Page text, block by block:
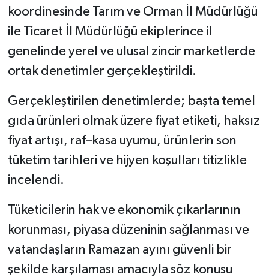
koordinesinde Tarım ve Orman İl Müdürlüğü
ile Ticaret İl Müdürlüğü ekiplerince il
genelinde yerel ve ulusal zincir marketlerde
ortak denetimler gerçekleştirildi.
Gerçekleştirilen denetimlerde; başta temel
gıda ürünleri olmak üzere fiyat etiketi, haksız
fiyat artışı, raf–kasa uyumu, ürünlerin son
tüketim tarihleri ve hijyen koşulları titizlikle
incelendi.
Tüketicilerin hak ve ekonomik çıkarlarının
korunması, piyasa düzeninin sağlanması ve
vatandaşların Ramazan ayını güvenli bir
şekilde karşılaması amacıyla söz konusu